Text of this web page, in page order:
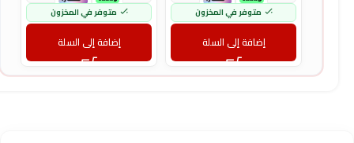
متوفر في المخزون
إضافة إلى السلة
متوفر في المخزون
إضافة إلى السلة